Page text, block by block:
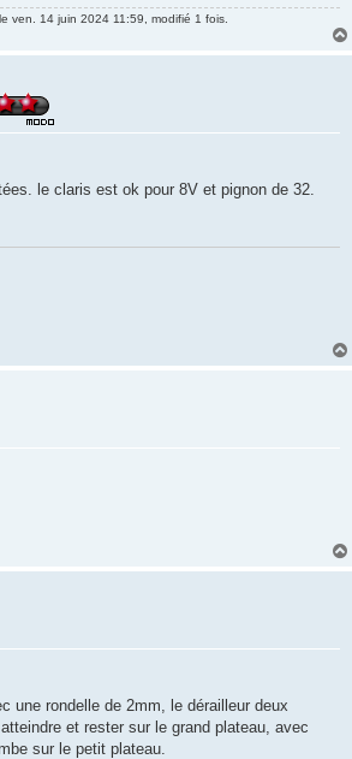
le ven. 14 juin 2024 11:59, modifié 1 fois.
le claris est ok pour 8V et pignon de 32.
une rondelle de 2mm, le dérailleur deux
et rester sur le grand plateau, avec
sur le petit plateau.